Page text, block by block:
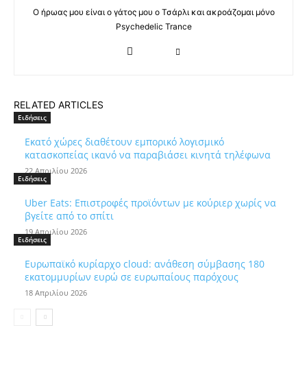
Ο ήρωας μου είναι ο γάτος μου ο Τσάρλι και ακροάζομαι μόνο
Psychedelic Trance
RELATED ARTICLES
Ειδήσεις
Εκατό χώρες διαθέτουν εμπορικό λογισμικό
κατασκοπείας ικανό να παραβιάσει κινητά τηλέφωνα
22 Απριλίου 2026
Ειδήσεις
Uber Eats: Επιστροφές προϊόντων με κούριερ χωρίς να
βγείτε από το σπίτι
19 Απριλίου 2026
Ειδήσεις
Ευρωπαϊκό κυρίαρχο cloud: ανάθεση σύμβασης 180
εκατομμυρίων ευρώ σε ευρωπαίους παρόχους
18 Απριλίου 2026